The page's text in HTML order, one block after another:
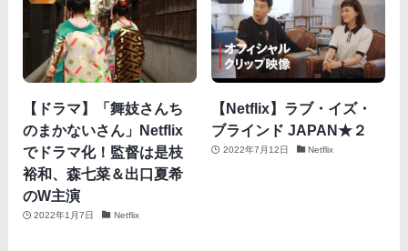
【ドラマ】「舞妓さんち
のまかないさん」Netflix
でドラマ化！監督は是枝
裕和、森七菜＆出口夏希
のW主演
2022年1月7日 Netflix
【Netflix】ラブ・イズ・
ブラインド JAPAN★２
2022年7月12日 Netflix